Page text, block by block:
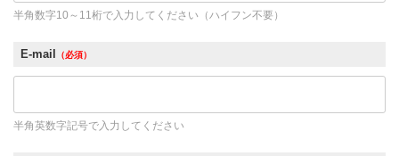
半角数字10～11桁で入力してください（ハイフン不要）
E-mail （必須）
半角英数字記号で入力してください